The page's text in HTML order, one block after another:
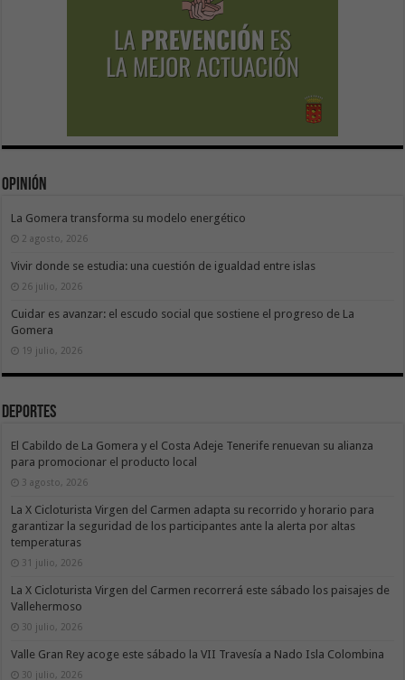
Opinión
La Gomera transforma su modelo energético
2 agosto, 2026
Vivir donde se estudia: una cuestión de igualdad entre islas
26 julio, 2026
Cuidar es avanzar: el escudo social que sostiene el progreso de La
Gomera
19 julio, 2026
Deportes
El Cabildo de La Gomera y el Costa Adeje Tenerife renuevan su alianza
para promocionar el producto local
3 agosto, 2026
La X Cicloturista Virgen del Carmen adapta su recorrido y horario para
garantizar la seguridad de los participantes ante la alerta por altas
temperaturas
31 julio, 2026
La X Cicloturista Virgen del Carmen recorrerá este sábado los paisajes de
Vallehermoso
30 julio, 2026
Valle Gran Rey acoge este sábado la VII Travesía a Nado Isla Colombina
30 julio, 2026